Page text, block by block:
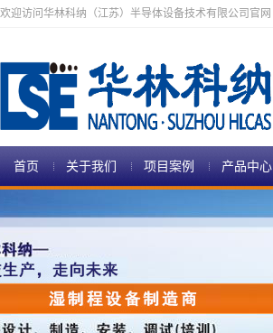
欢迎访问华林科纳（江苏）半导体设备技术有限公司官网
首页 关于我们 项目案例 产品中心